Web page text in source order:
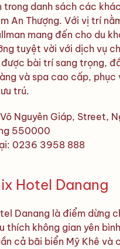
trong danh sách các
An Thượng. Với vị trí
mang đến cho du
tuyệt vời với dịch vụ
bài trí sang trọng,
và spa cao cấp, phục
trú.
Nguyên Giáp, Street,
550000
0236 3958 888
Hotel Danang
Danang là điểm dừng
thích không gian yên
cả bãi biển Mỹ Khê và